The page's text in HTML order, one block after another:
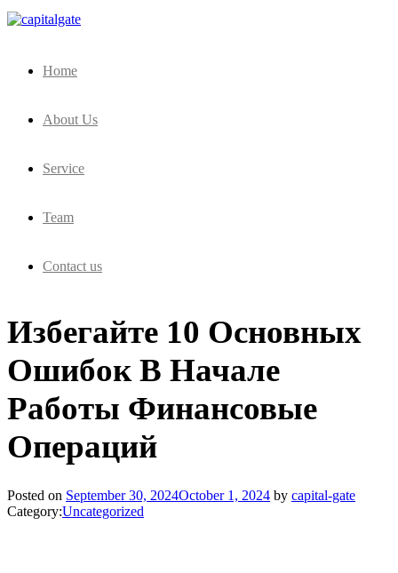
Home
About Us
Service
Team
Contact us
Избегайте 10 Основных
Ошибок В Начале
Работы Финансовые
Операций
Posted on September 30, 2024October 1, 2024 by capital-gate
Category:Uncategorized